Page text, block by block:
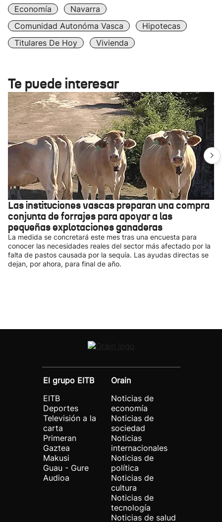
Economía
Navarra
Comunidad Autonóma Vasca
Hipotecas
Titulares De Hoy
Vivienda
Te puede interesar
Las instituciones vascas preparan una compra
conjunta de forrajes para apoyar a las
pequeñas explotaciones ganaderas
La medida se concretará este mes tras una encuesta para
conocer las necesidades reales del sector más afectado por la
falta de pastos causada por la sequía. Las ayudas directas se
dejan, por ahora, para final de año.
El grupo EITB
EITB
Deportes
Televisión a la
carta
Primeran
Gaztea
Makusi
Guau - Gure
Audioa
Orain
Noticias de
economía
Noticias de
sociedad
Noticias
internacionales
Noticias de
política
Noticias de
cultura
Noticias de
tecnología
Noticias de salud